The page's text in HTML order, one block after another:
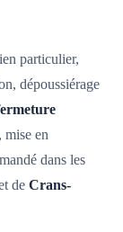
particulier,
dépoussiérage
en
dans les
de Crans-